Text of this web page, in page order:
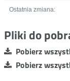
Ostatnia zmiana:
Pliki do
Pobierz
Pobierz